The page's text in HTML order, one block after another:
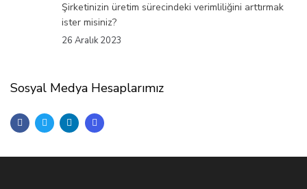
Şirketinizin üretim sürecindeki verimliliğini arttırmak
ister misiniz?
26 Aralık 2023
Sosyal Medya Hesaplarımız